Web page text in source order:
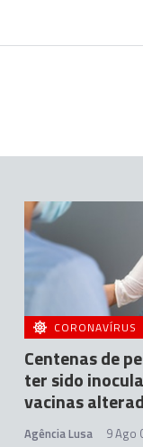
CORONAVÍRUS
Centenas de
ter sido
vacinas
Agência Lusa 9 Ago